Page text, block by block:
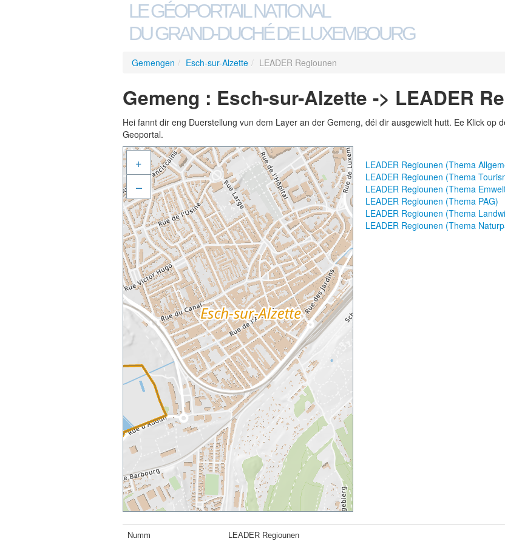
LE GÉOPORTAIL NATIONAL
DU GRAND-DUCHÉ DE LUXEMBOURG
Gemengen / Esch-sur-Alzette / LEADER Regiounen
Gemeng : Esch-sur-Alzette -> LEADER
Hei fannt dir eng Duerstellung vun dem Layer an der Gemeng, déi dir ausgewielt hutt. Ee Klick op
Geoportal.
+
–
LEADER Regiounen (Thema
LEADER Regiounen (Thema
LEADER Regiounen (Thema
LEADER Regiounen (Thema PAG)
LEADER Regiounen (Thema
LEADER Regiounen (Thema
Numm LEADER Regiounen